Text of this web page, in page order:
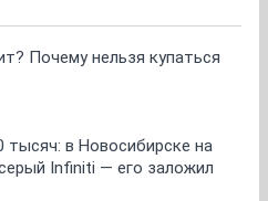
Почему нельзя купаться
в Новосибирске на
Infiniti — его заложил